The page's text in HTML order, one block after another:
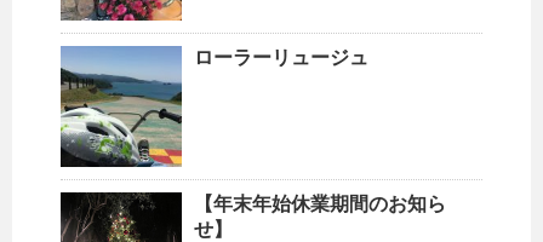
ローラーリュージュ
【年末年始休業期間のお知ら
せ】